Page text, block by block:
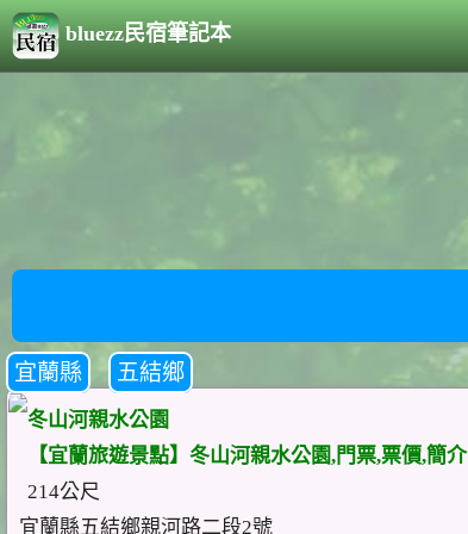
bluezz民宿筆記本
宜蘭縣 五結鄉
冬山河親水公園
【宜蘭旅遊景點】冬山河親水公園,門票,票價,簡介
214公尺
宜蘭縣五結鄉親河路二段2號